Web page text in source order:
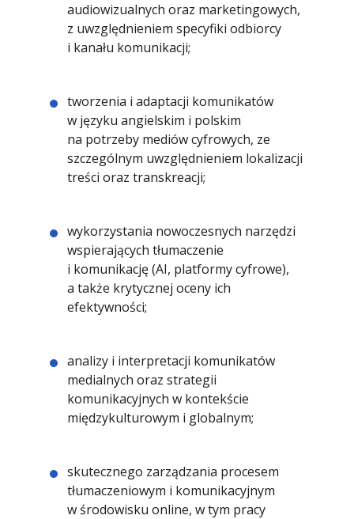
audiowizualnych oraz marketingowych,
z uwzględnieniem specyfiki odbiorcy
i kanału komunikacji;
tworzenia i adaptacji komunikatów
w języku angielskim i polskim
na potrzeby mediów cyfrowych, ze
szczególnym uwzględnieniem lokalizacji
treści oraz transkreacji;
wykorzystania nowoczesnych narzędzi
wspierających tłumaczenie
i komunikację (AI, platformy cyfrowe),
a także krytycznej oceny ich
efektywności;
analizy i interpretacji komunikatów
medialnych oraz strategii
komunikacyjnych w kontekście
międzykulturowym i globalnym;
skutecznego zarządzania procesem
tłumaczeniowym i komunikacyjnym
w środowisku online, w tym pracy